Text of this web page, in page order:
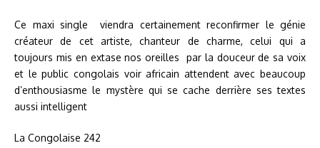
Ce maxi single viendra certainement reconfirmer le génie
créateur de cet artiste, chanteur de charme, celui qui a
toujours mis en extase nos oreilles par la douceur de sa voix
et le public congolais voir africain attendent avec beaucoup
d’enthousiasme le mystère qui se cache derrière ses textes
aussi intelligent
La Congolaise 242